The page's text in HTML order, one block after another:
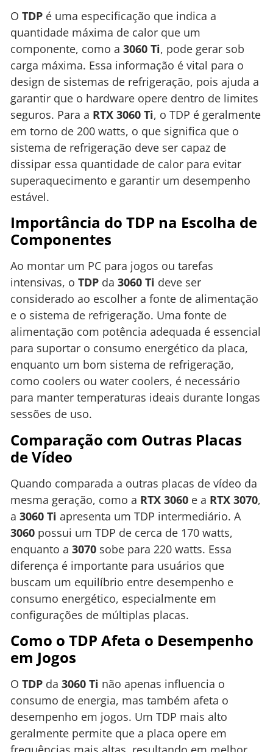
O TDP é uma especificação que indica a
quantidade máxima de calor que um
componente, como a 3060 Ti, pode gerar sob
carga máxima. Essa informação é vital para o
design de sistemas de refrigeração, pois ajuda a
garantir que o hardware opere dentro de limites
seguros. Para a RTX 3060 Ti, o TDP é geralmente
em torno de 200 watts, o que significa que o
sistema de refrigeração deve ser capaz de
dissipar essa quantidade de calor para evitar
superaquecimento e garantir um desempenho
estável.
Importância do TDP na Escolha de
Componentes
Ao montar um PC para jogos ou tarefas
intensivas, o TDP da 3060 Ti deve ser
considerado ao escolher a fonte de alimentação
e o sistema de refrigeração. Uma fonte de
alimentação com potência adequada é essencial
para suportar o consumo energético da placa,
enquanto um bom sistema de refrigeração,
como coolers ou water coolers, é necessário
para manter temperaturas ideais durante longas
sessões de uso.
Comparação com Outras Placas
de Vídeo
Quando comparada a outras placas de vídeo da
mesma geração, como a RTX 3060 e a RTX 3070,
a 3060 Ti apresenta um TDP intermediário. A
3060 possui um TDP de cerca de 170 watts,
enquanto a 3070 sobe para 220 watts. Essa
diferença é importante para usuários que
buscam um equilíbrio entre desempenho e
consumo energético, especialmente em
configurações de múltiplas placas.
Como o TDP Afeta o Desempenho
em Jogos
O TDP da 3060 Ti não apenas influencia o
consumo de energia, mas também afeta o
desempenho em jogos. Um TDP mais alto
geralmente permite que a placa opere em